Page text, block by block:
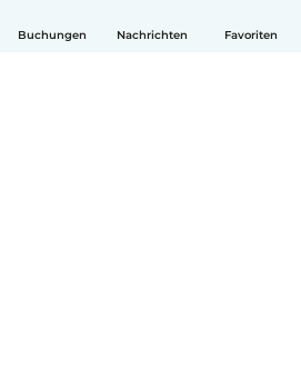
Buchungen Nachrichten Favoriten